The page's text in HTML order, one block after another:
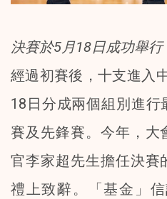
決賽於5月18日成功舉行
經過初賽後，十支進入
18日分成兩個組別進
賽及先鋒賽。今年，大
官李家超先生擔任決賽
禮上致辭。「基金」